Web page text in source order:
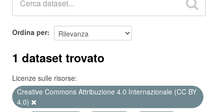
Ordina per
1 dataset trovato
Licenze sulle risorse:
Creative Commons Attribuzione 4.0 Internazionale (CC BY
4.0)